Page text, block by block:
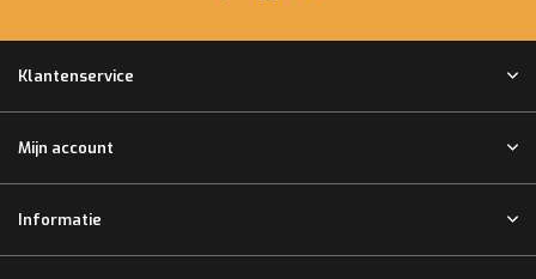
Klantenservice
Mijn account
Informatie